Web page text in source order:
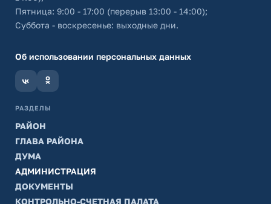
Пятница: 9:00 - 17:00 (перерыв 13:00 - 14:00);
Суббота - воскресенье: выходные дни.
Об использовании персональных данных
РАЗДЕЛЫ
РАЙОН
ГЛАВА РАЙОНА
ДУМА
АДМИНИСТРАЦИЯ
ДОКУМЕНТЫ
КОНТРОЛЬНО-СЧЕТНАЯ ПАЛАТА